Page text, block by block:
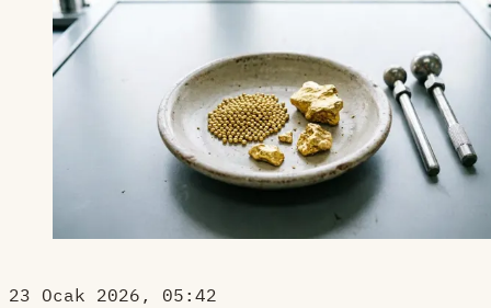
23 Ocak 2026, 05:42